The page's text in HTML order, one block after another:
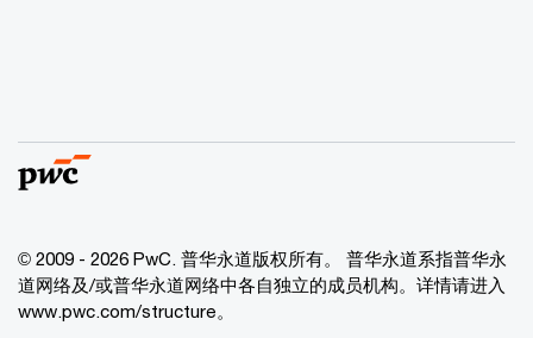
© 2009 - 2026 PwC. 普华永道版权所有。 普华永道系指普华永
道网络及/或普华永道网络中各自独立的成员机构。详情请进入
www.pwc.com/structure。